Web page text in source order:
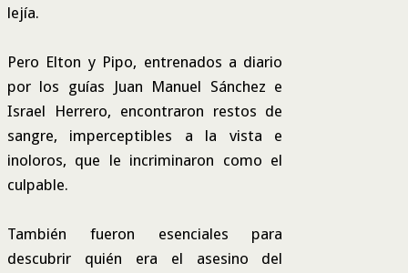
lejía.
Pero Elton y Pipo, entrenados a diario
por los guías Juan Manuel Sánchez e
Israel Herrero, encontraron restos de
sangre, imperceptibles a la vista e
inoloros, que le incriminaron como el
culpable.
También fueron esenciales para
descubrir quién era el asesino del